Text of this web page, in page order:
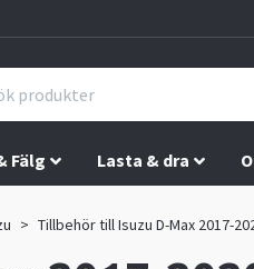
Fälg Lasta & dra
Tillbehör till Isuzu D-Max 2017-